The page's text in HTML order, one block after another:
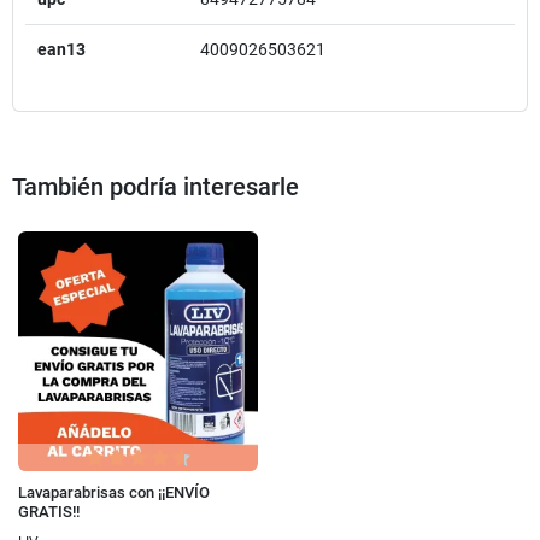
ean13 4009026503621
También podría interesarle
Lavaparabrisas con ¡¡ENVÍO
GRATIS!!